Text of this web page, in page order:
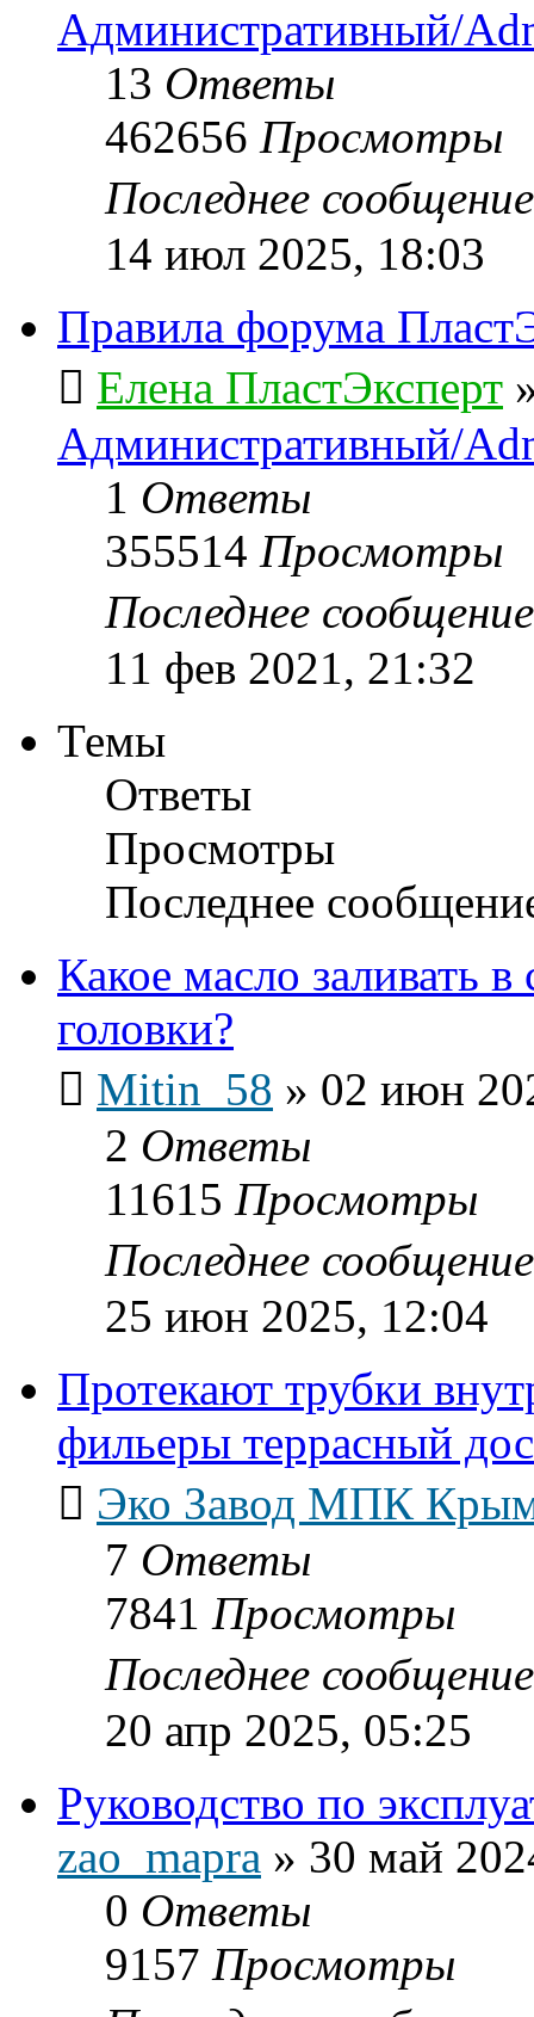
Административный/
13 Ответы
462656 Просмотры
Последнее
14 июл 2025, 18:03
Правила форума
Елена ПластЭксперт
Административный/
1 Ответы
355514 Просмотры
Последнее
11 фев 2021, 21:32
Темы
Ответы
Просмотры
Последнее
Какое масло заливать
головки?
Mitin_58 » 02 июн
2 Ответы
11615 Просмотры
Последнее
25 июн 2025, 12:04
Протекают трубки
фильеры террасный
Эко Завод MПК
7 Ответы
7841 Просмотры
Последнее
20 апр 2025, 05:25
Руководство по
zao_mapra » 30 май
0 Ответы
9157 Просмотры